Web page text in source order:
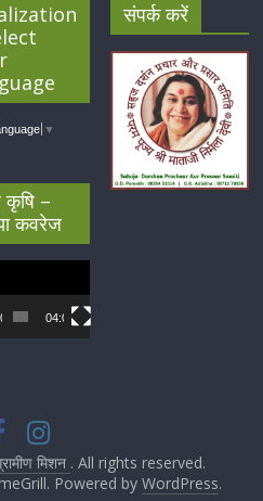
▼
–
कवरेज
04:07
संपर्क करें
मिशन . All rights reserved.
Powered by WordPress.